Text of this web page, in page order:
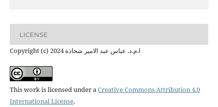
LICENSE
Copyright (c) 2024 ا.م.د. عباس عبد الامير شحاذة
This work is licensed under aCreative Commons Attribution 4.0
International License.